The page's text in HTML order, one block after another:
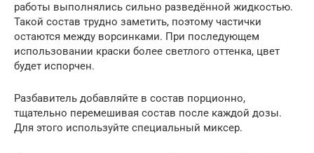
работы выполнялись сильно разведённой жидкостью.
Такой состав трудно заметить, поэтому частички
остаются между ворсинками. При последующем
использовании краски более светлого оттенка, цвет
будет испорчен.
Разбавитель добавляйте в состав порционно,
тщательно перемешивая состав после каждой дозы.
Для этого используйте специальный миксер.